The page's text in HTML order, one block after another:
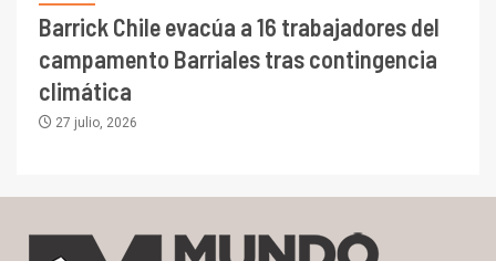
Barrick Chile evacúa a 16 trabajadores del
campamento Barriales tras contingencia
climática
27 julio, 2026